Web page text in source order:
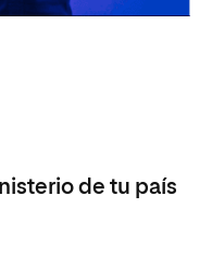
de tu país